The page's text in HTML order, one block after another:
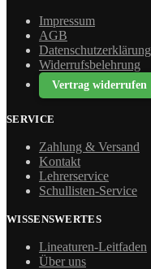
Impressum
AGB
Datenschutzerklärung
Widerrufsbelehrung
Vertrag widerrufen
SERVICE
Zahlung & Versand
Kontakt
Lehrerservice
Schullisten-Service
WISSENSWERTES
Lineaturen-Leitfaden
Über uns